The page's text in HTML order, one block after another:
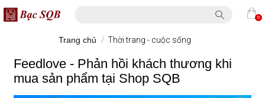
0
Trang chủ / Thời trang - cuộc sống
Feedlove - Phản hồi khách thương khi
mua sản phẩm tại Shop SQB